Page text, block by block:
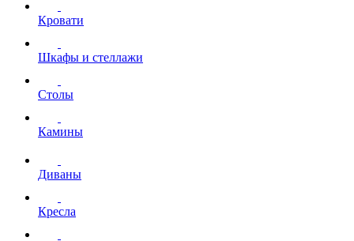
Кровати
Шкафы и стеллажи
Столы
Камины
Диваны
Кресла